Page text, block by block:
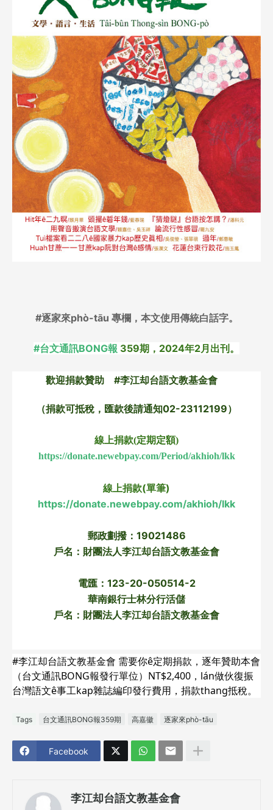
#逐家來phò-tāu 專欄，本文使用傳統白話字。
#台文通訊BONG報 359期，2024年2月出刊。
歡迎捐款贊助 #李江却台語文教基金會
（捐款可抵稅，匯款後請通知02-23112199）
線上捐款(定期定額)
https://donate.newebpay.com/Period/akhioh/lkk
線上捐款(單筆)
https://donate.newebpay.com/akhioh/lkk
郵政劃撥：19021486
戶名：財團法人李江却台語文教基金會
電匯：123-20-050514-2
華南銀行士林分行活儲
戶名：財團法人李江却台語文教基金會
#李江却台語文教基金會 需要你ê定期捐款，逐年贊助本會
（台文通訊BONG報發行單位）NT$2,400，lán做伙復振
台灣語文ê事工kap雜誌編印發行費用，捐款thang抵稅。
Tags 台文通訊BONG報359期 高嘉徽 逐家來phò-tāu
Facebook
李江却台語文教基金會